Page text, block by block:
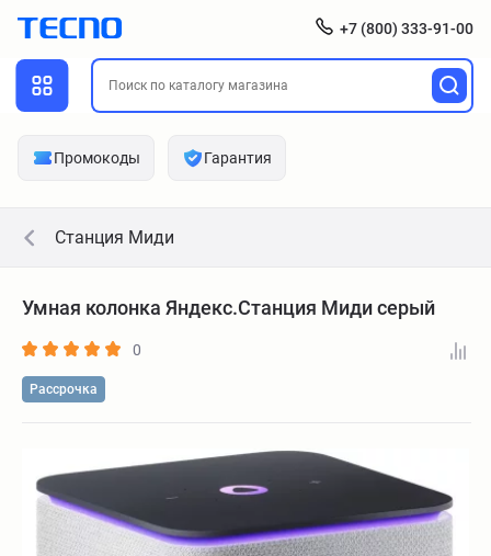
+7 (800) 333-91-00
Промокоды Гарантия
Станция Миди
Умная колонка Яндекс.Станция Миди серый
0
Рассрочка